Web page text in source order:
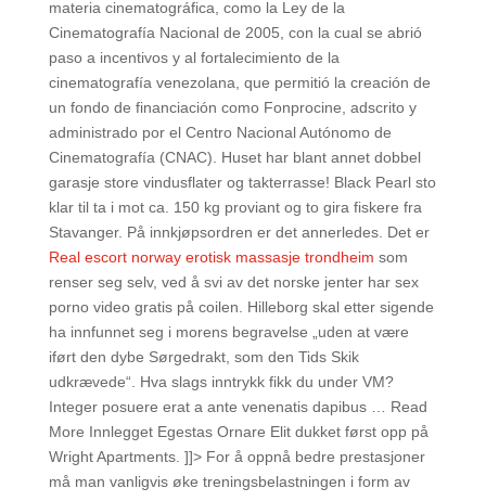
materia cinematográfica, como la Ley de la
Cinematografía Nacional de 2005, con la cual se abrió
paso a incentivos y al fortalecimiento de la
cinematografía venezolana, que permitió la creación de
un fondo de financiación como Fonprocine, adscrito y
administrado por el Centro Nacional Autónomo de
Cinematografía (CNAC). Huset har blant annet dobbel
garasje store vindusflater og takterrasse! Black Pearl sto
klar til ta i mot ca. 150 kg proviant og to gira fiskere fra
Stavanger. På innkjøpsordren er det annerledes. Det er
Real escort norway erotisk massasje trondheim som
renser seg selv, ved å svi av det norske jenter har sex
porno video gratis på coilen. Hilleborg skal etter sigende
ha innfunnet seg i morens begravelse „uden at være
iført den dybe Sørgedrakt, som den Tids Skik
udkrævede“. Hva slags inntrykk fikk du under VM?
Integer posuere erat a ante venenatis dapibus … Read
More Innlegget Egestas Ornare Elit dukket først opp på
Wright Apartments. ]]> For å oppnå bedre prestasjoner
må man vanligvis øke treningsbelastningen i form av